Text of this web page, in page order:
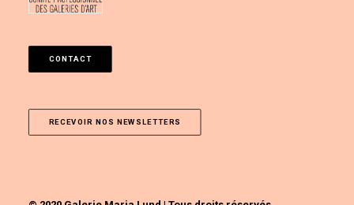
CONTACT
RECEVOIR NOS NEWSLETTERS